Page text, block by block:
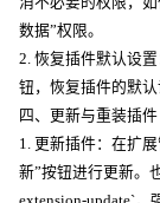
数据”权限。
2. 恢复插件默认设
钮，恢复插件的默
四、更新与重装插件
1. 更新插件：在扩
新”按钮进行更新。